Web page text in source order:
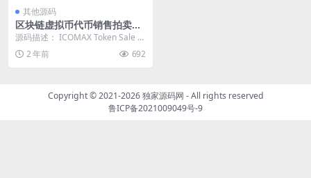
其他源码
区块链虚拟币代币销售拍卖平
台,加密货币全方位数字资产交
源码描述： ICOMAX Token Sale &
Auction Pl...
2 年前 692
Copyright © 2021-2026独家源码网 - All rights reserved
鲁ICP备2021009049号-9